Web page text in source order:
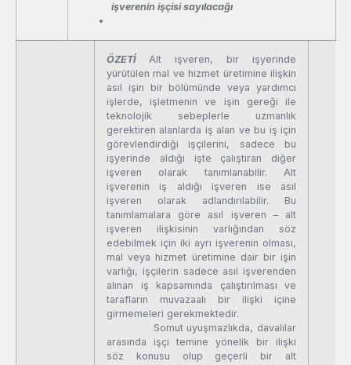
işverenin işçisi sayılacağı
ÖZETİ Alt işveren, bir işyerinde
yürütülen mal ve hizmet üretimine ilişkin
asıl işin bir bölümünde veya yardımcı
işlerde, işletmenin ve işin gereği ile
teknolojik sebeplerle uzmanlık
gerektiren alanlarda iş alan ve bu iş için
görevlendirdiği işçilerini, sadece bu
işyerinde aldığı işte çalıştıran diğer
işveren olarak tanımlanabilir. Alt
işverenin iş aldığı işveren ise asıl
işveren olarak adlandırılabilir. Bu
tanımlamalara göre asıl işveren – alt
işveren ilişkisinin varlığından söz
edebilmek için iki ayrı işverenin olması,
mal veya hizmet üretimine dair bir işin
varlığı, işçilerin sadece asıl işverenden
alınan iş kapsamında çalıştırılması ve
tarafların muvazaalı bir ilişki içine
girmemeleri gerekmektedir.
Somut uyuşmazlıkda, davalılar
arasında işçi temine yönelik bir ilişki
söz konusu olup geçerli bir alt